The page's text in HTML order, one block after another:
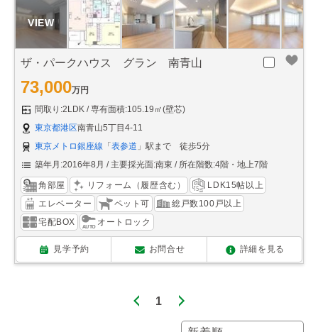
ザ・パークハウス グラン 南青山
73,000万円
間取り:2LDK
専有面積:105.19㎡(壁芯)
東京都港区南青山5丁目4-11
東京メトロ銀座線 「 表参道 」駅まで 徒歩5分
築年月:2016年8月
主要採光面:南東 所在階数:4階・地上7階
角部屋 リフォーム（履歴含む）
LDK15帖以上
エレベーター
ペット可
総戸数100戸以上
宅配BOX
オートロック
見学予約 お問合せ 詳細を見る
1